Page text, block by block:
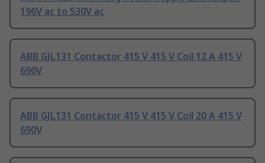
196V ac to 530V ac
ABB GJL131 Contactor 415 V 415 V Coil 12 A 415 V
690V
ABB GJL131 Contactor 415 V 415 V Coil 20 A 415 V
690V